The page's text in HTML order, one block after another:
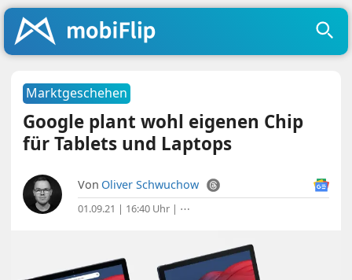
Marktgeschehen
Google plant wohl eigenen Chip
für Tablets und Laptops
Von Oliver Schwuchow
01.09.21 | 16:40 Uhr | ⋯